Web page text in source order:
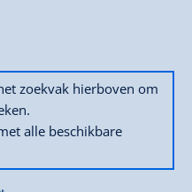
zoekvak hierboven om
alle beschikbare